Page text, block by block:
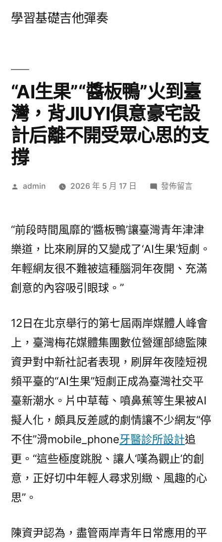
學習基礎吉他彈奏
“AI生果”“醬板鴨”火到臺
灣，背JIUYI俱意豪宅設
計后離不開受眾心思的支
撐
作
admin 2026 年 5 月 17 日
在
果”
板
鴨”
灣，
背
俱
意
豪
宅
設
計
離
不
心
發佈留言
“前段時間風靡的‘醬板鴨’讓臺灣青年津津
樂道，比來刷屏的又變成了‘AI生果’短劇。
年輕網友很不難被這種腦洞年夜開、充滿
創意的內容吸引眼球。”
12日在北京舉行的第七屆兩岸媒體人峰會
上，臺灣梅花媒體集團數位營運部總監陳
資尹對中新社記者表現，刷屏年夜陸短視
頻平臺的“AI生果”短劇正成為臺灣社交平
臺新潮水。片中草莓、噴鼻蕉等生果被AI
擬人化，頗具反差感的劇情讓不少網友“停
不住”滑mobile_phone牙醫診所設計追
更。“這些極度跳脫、讓人‘嘆為觀止’的創
意，正好切中年輕人尋求別緻、風趣的心
思”。
陳資尹認為，盡管兩岸青年日常應用的平